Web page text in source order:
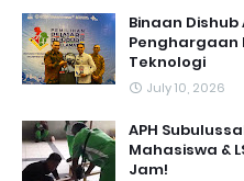
Binaan Dishub
Penghargaan
Teknologi
July 10, 2026
APH
Mahasiswa &
Jam!